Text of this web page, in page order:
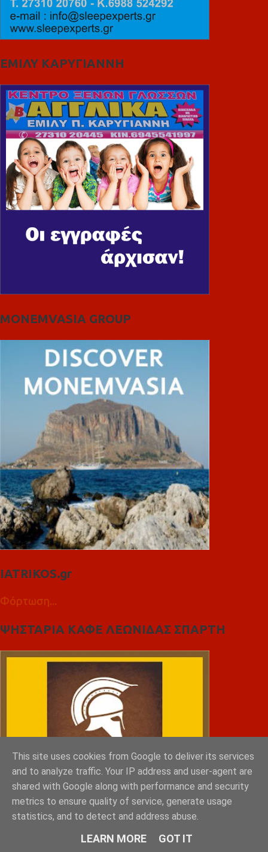
ΕΜΙΛΥ ΚΑΡΥΓΙΑΝΝΗ
MONEMVASIA GROUP
IATRIKOS.gr
Φόρτωση...
ΨΗΣΤΑΡΙΑ ΚΑΦΕ ΛΕΩΝΙΔΑΣ ΣΠΑΡΤΗ
This site uses cookies from Google to deliver its services
and to analyze traffic. Your IP address and user-agent are
shared with Google along with performance and security
metrics to ensure quality of service, generate usage
statistics, and to detect and address abuse.
LEARN MORE GOT IT